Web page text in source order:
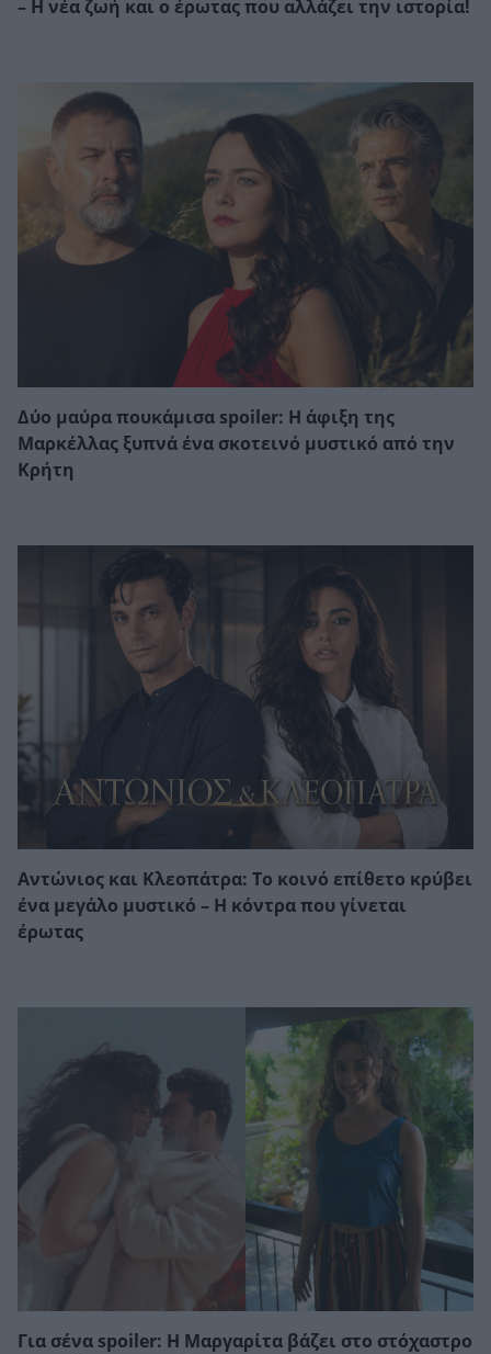
– Η νέα ζωή και ο έρωτας που αλλάζει την ιστορία!
Δύο μαύρα πουκάμισα spoiler: Η άφιξη της
Μαρκέλλας ξυπνά ένα σκοτεινό μυστικό από την
Κρήτη
Αντώνιος και Κλεοπάτρα: Το κοινό επίθετο κρύβει
ένα μεγάλο μυστικό – Η κόντρα που γίνεται
έρωτας
Για σένα spoiler: Η Μαργαρίτα βάζει στο στόχαστρο